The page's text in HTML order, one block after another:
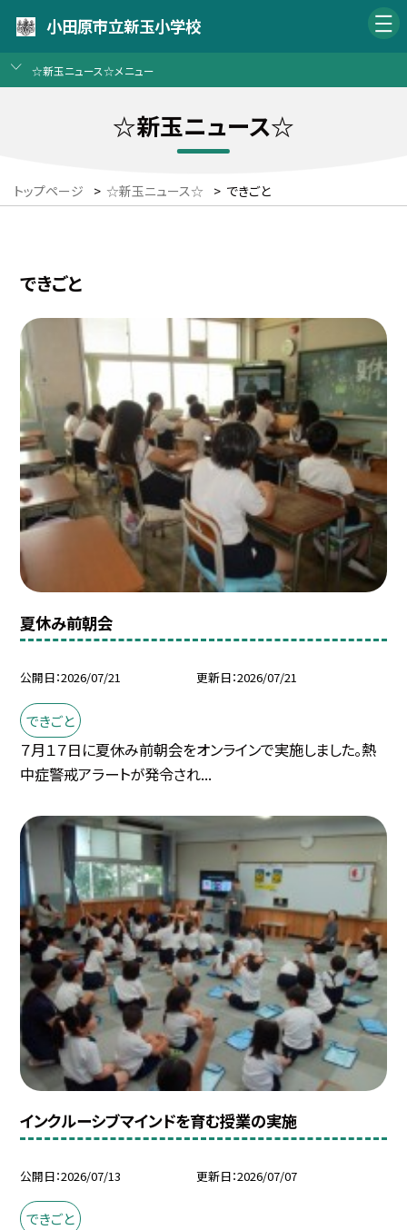
小田原市立新玉小学校
☆新玉ニュース☆メニュー
☆新玉ニュース☆
トップページ > ☆新玉ニュース☆ > できごと
できごと
夏休み前朝会
公開日 2026/07/21 更新日 2026/07/21
できごと
７月１７日に夏休み前朝会をオンラインで実施しました。熱
中症警戒アラートが発令され...
インクルーシブマインドを育む授業の実施
公開日 2026/07/13 更新日 2026/07/07
できごと